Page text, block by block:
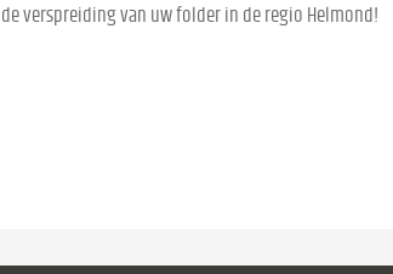
verspreiding van uw folder in de regio Helmond!